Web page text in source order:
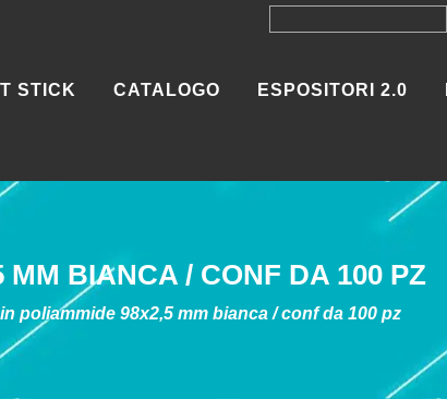
STICK CATALOGO ESPOSITORI 2.0
BIANCA / CONF DA 100 PZ
poliammide 98x2,5 mm bianca / conf da 100 pz